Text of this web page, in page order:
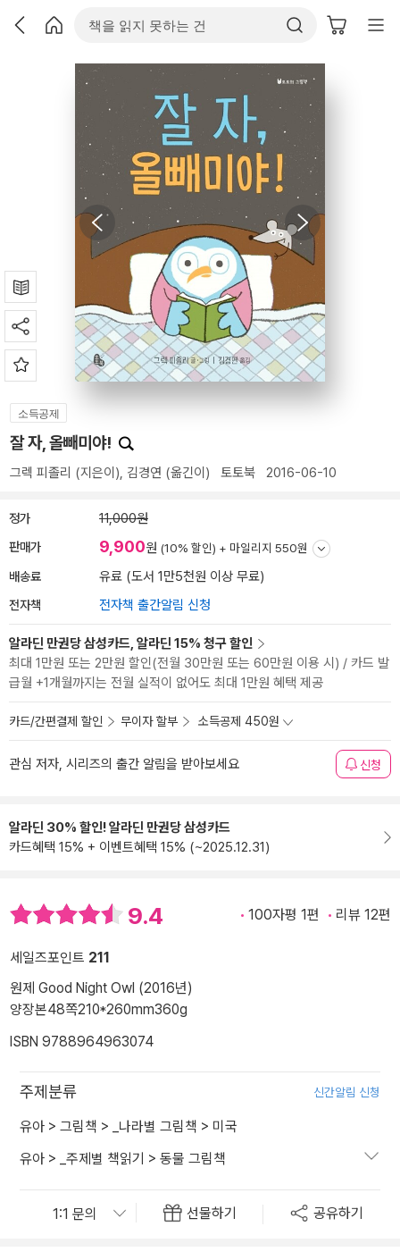
소득공제
잘 자, 올빼미야!
그렉 피졸리 (지은이), 김경연 (옮긴이) 토토북 2016-06-10
정가 11,000원
판매가 9,900원 (10% 할인) + 마일리지 550원
배송료 유료 (도서 1만5천원 이상 무료)
전자책 전자책 출간알림 신청
알라딘 만권당 삼성카드, 알라딘 15% 청구 할인
최대 1만원 또는 2만원 할인(전월 30만원 또는 60만원 이용 시) / 카드 발
급월 +1개월까지는 전월 실적이 없어도 최대 1만원 혜택 제공
카드/간편결제 할인 무이자 할부 소득공제 450원
관심 저자, 시리즈의 출간 알림을 받아보세요 신청
알라딘 30% 할인! 알라딘 만권당 삼성카드
카드혜택 15% + 이벤트혜택 15% (~2025.12.31)
9.4 100자평 1편 리뷰 12편
세일즈포인트 211
원제 Good Night Owl (2016년)
양장본48쪽210*260mm360g
ISBN 9788964963074
주제분류 신간알림 신청
유아 > 그림책 > _나라별 그림책 > 미국
유아 > _주제별 책읽기 > 동물 그림책
선물하기 공유하기